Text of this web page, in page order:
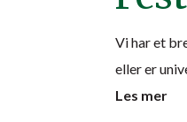
Vi har et
eller er
Les mer